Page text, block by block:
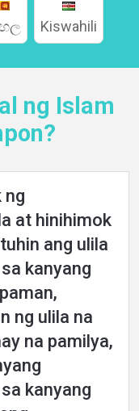
Kiswahili
ng Islam
ng
at hinihimok
ang ulila
kanyang
ng ulila na
na pamilya,
kanyang